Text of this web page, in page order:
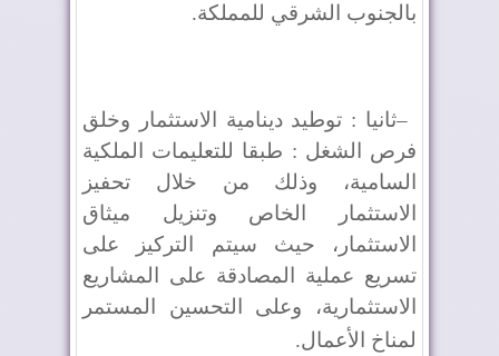
بالجنوب الشرقي للمملكة.
–ثانيا : توطيد دينامية الاستثمار وخلق
فرص الشغل : طبقا للتعليمات الملكية
السامية، وذلك من خلال تحفيز
الاستثمار الخاص وتنزيل ميثاق
الاستثمار، حيث سيتم التركيز على
تسريع عملية المصادقة على المشاريع
الاستثمارية، وعلى التحسين المستمر
لمناخ الأعمال.